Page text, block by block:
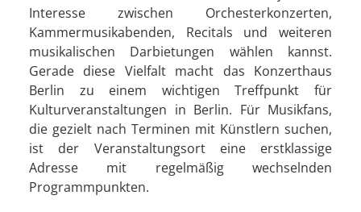
Interesse zwischen Orchesterkonzerten,
Kammermusikabenden, Recitals und weiteren
musikalischen Darbietungen wählen kannst.
Gerade diese Vielfalt macht das Konzerthaus
Berlin zu einem wichtigen Treffpunkt für
Kulturveranstaltungen in Berlin. Für Musikfans,
die gezielt nach Terminen mit Künstlern suchen,
ist der Veranstaltungsort eine erstklassige
Adresse mit regelmäßig wechselnden
Programmpunkten.